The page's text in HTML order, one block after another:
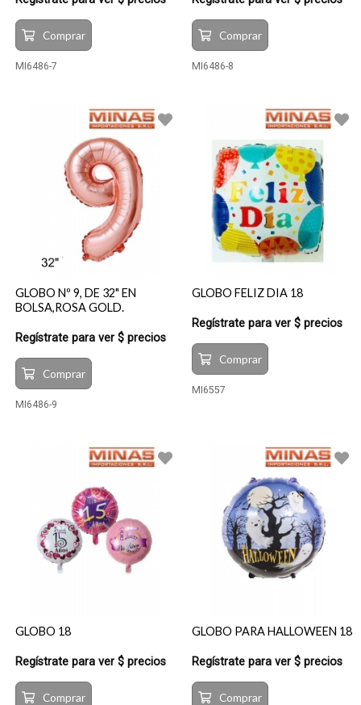
Comprar
MI6486-7
Comprar
MI6486-8
GLOBO Nº 9, DE 32" EN
BOLSA,ROSA GOLD.
Regístrate para ver $ precios
Comprar
MI6486-9
GLOBO FELIZ DIA 18
Regístrate para ver $ precios
Comprar
MI6557
GLOBO 18
Regístrate para ver $ precios
Comprar
GLOBO PARA HALLOWEEN 18
Regístrate para ver $ precios
Comprar